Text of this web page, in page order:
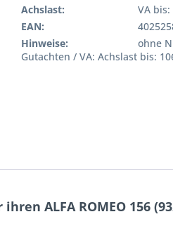
Achslast:
VA
EAN:
Hinweise:
ohne
Gutachten / VA: Achslast bis:
ALFA ROMEO 156